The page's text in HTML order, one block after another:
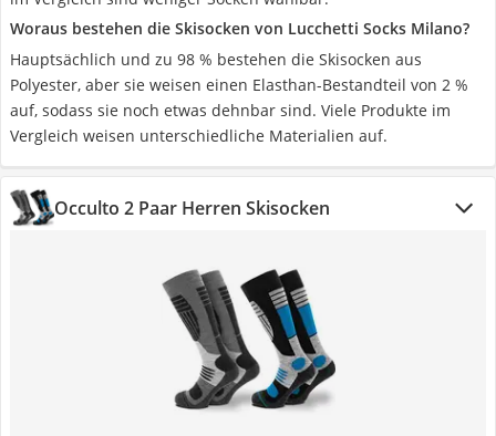
Woraus bestehen die Skisocken von Lucchetti Socks Milano?
Hauptsächlich und zu 98 % bestehen die Skisocken aus
Polyester, aber sie weisen einen Elasthan-Bestandteil von 2 %
auf, sodass sie noch etwas dehnbar sind. Viele Produkte im
Vergleich weisen unterschiedliche Materialien auf.
Occulto 2 Paar Herren Skisocken